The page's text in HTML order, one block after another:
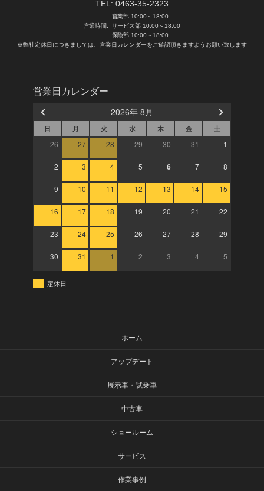
TEL:0463-35-2323
営業時間:
営業部 10:00～18:00
サービス部 10:00～18:00
保険部 10:00～18:00
※弊社定休日につきましては、営業日カレンダーをご確認頂きますようお願い致します
営業日カレンダー
2026年 8月
日 月 火 水 木 金 土
26 27 28 29 30 31 1
2 3 4 5 6 7 8
9 10 11 12 13 14 15
16 17 18 19 20 21 22
23 24 25 26 27 28 29
30 31 1 2 3 4 5
定休日
ホーム
アップデート
展示車・試乗車
中古車
ショールーム
サービス
作業事例